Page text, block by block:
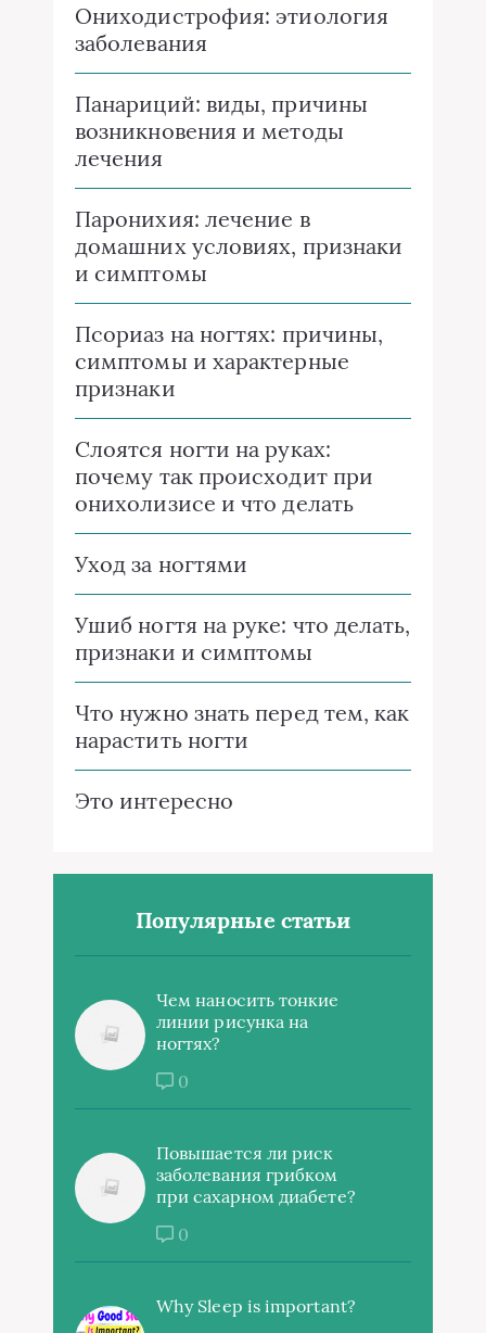
Ониходистрофия: этиология
заболевания
Панариций: виды, причины
возникновения и методы
лечения
Паронихия: лечение в
домашних условиях, признаки
и симптомы
Псориаз на ногтях: причины,
симптомы и характерные
признаки
Слоятся ногти на руках:
почему так происходит при
онихолизисе и что делать
Уход за ногтями
Ушиб ногтя на руке: что делать,
признаки и симптомы
Что нужно знать перед тем, как
нарастить ногти
Это интересно
Популярные статьи
Чем наносить тонкие
линии рисунка на
ногтях?
0
Повышается ли риск
заболевания грибком
при сахарном диабете?
0
Why Sleep is important?